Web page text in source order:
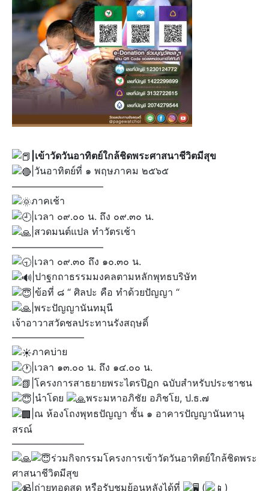
|เข้าวัดวันอาทิตย์ใกล้ชิดพระศาสนาชีวิตมีสุข
|วันอาทิตย์ที่ ๑ พฤษภาคม ๒๕๖๕
—————————–
ภาคเช้า
|เวลา ๐๙.๐๐ น. ถึง ๐๙.๓๐ น.
|สวดมนต์แปล ทำวัตรเช้า
—————————–
|เวลา ๐๙.๓๐ ถึง ๑๐.๓๐ น.
|ปาฐกถาธรรมมงคลตามหลักพุทธบริษัท
|ข้อที่ ๘ “ ศิลปะ คือ ทำด้วยปัญญา “
|พระปัญญานันทมุนี
เจ้าอาวาสวัดชลประทานรังสฤษดิ์
———————–
ภาคบ่าย
|เวลา ๑๓.๐๐ น. ถึง ๑๔.๐๐ น.
|โครงการสาธยายพระไตรปิฏก ฉบับสำหรับประชาชน
|นำโดย
พระมหาอภิชัย อภิชโย, ป.ธ.๗
|ณ ห้องโถงพุทธปัญญา ชั้น ๑ อาคารปัญญานันทานุ
สรณ์
———————–
ร่วมกิจกรรมโครงการเข้าวัดวันอาทิตย์ใกล้ชิดพระ
ศาสนาชีวิตมีสุข
|ถ่ายทอดสด หรือรับชมย้อนหลังได้ที่
(
)​